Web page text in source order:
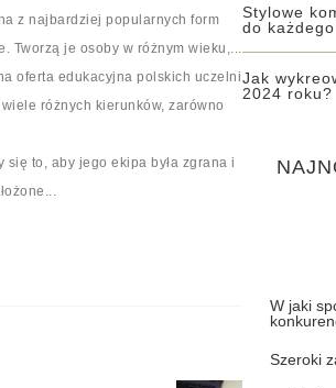
z najbardziej popularnych form
Tworzą je osoby w różnym wieku,...
oferta edukacyjna polskich uczelni
różnych kierunków, zarówno
się to, aby jego ekipa była zgrana i
Stylowe
do
Jak
2024 roku?
W jaki
Szeroki